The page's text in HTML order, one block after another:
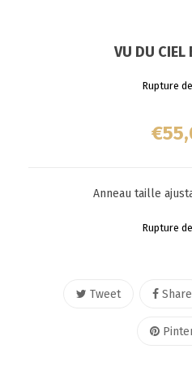
VU DU CIEL
Rupture
€
Anneau taille
Rupture
Tweet Share